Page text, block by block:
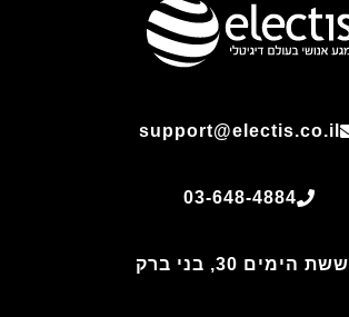
support@electis.co.il
03-648-4884
ששת הימים 30, בני ברק